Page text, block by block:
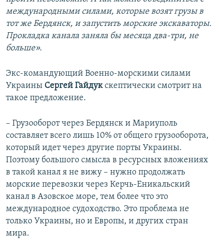
международными силами, которые возят грузы в
тот же Бердянск, и запустить морские экскаваторы.
Прокладка канала заняла бы месяца два-три, не
больше».
Экс-командующий Военно-морскими силами
Украины Сергей Гайдукскептически смотрит на
такое предложение.
– Грузооборот через Бердянск и Мариуполь
составляет всего лишь 10% от общего грузооборота,
который идет через другие порты Украины.
Поэтому большого смысла в ресурсных вложениях
в такой канал я не вижу – нужно продолжать
морские перевозки через Керчь-Еникальский
канал в Азовское море, тем более что это
международное судоходство. Это проблема не
только Украины, но и Европы, и других стран
мира.